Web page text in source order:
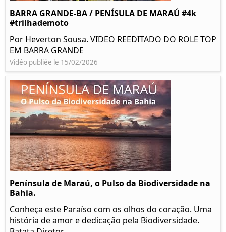
BARRA GRANDE-BA / PENÍSULA DE MARAÚ #4k
#trilhademoto
Por Heverton Sousa. VIDEO REEDITADO DO ROLE TOP
EM BARRA GRANDE
Vidéo publiée le 15/02/2026
Península de Maraú, o Pulso da Biodiversidade na
Bahia.
Conheça este Paraíso com os olhos do coração. Uma
história de amor e dedicação pela Biodiversidade.